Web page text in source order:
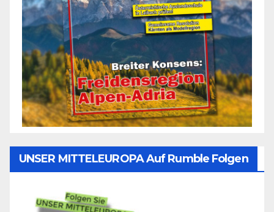
UNSER MITTELEUROPA Auf Rumble Folgen